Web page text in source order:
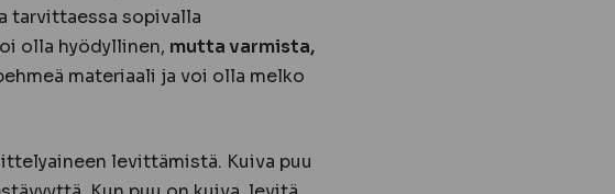
tarvittaessa sopivalla
olla hyödyllinen, mutta varmista,
materiaali ja voi olla melko
levittämistä. Kuiva puu